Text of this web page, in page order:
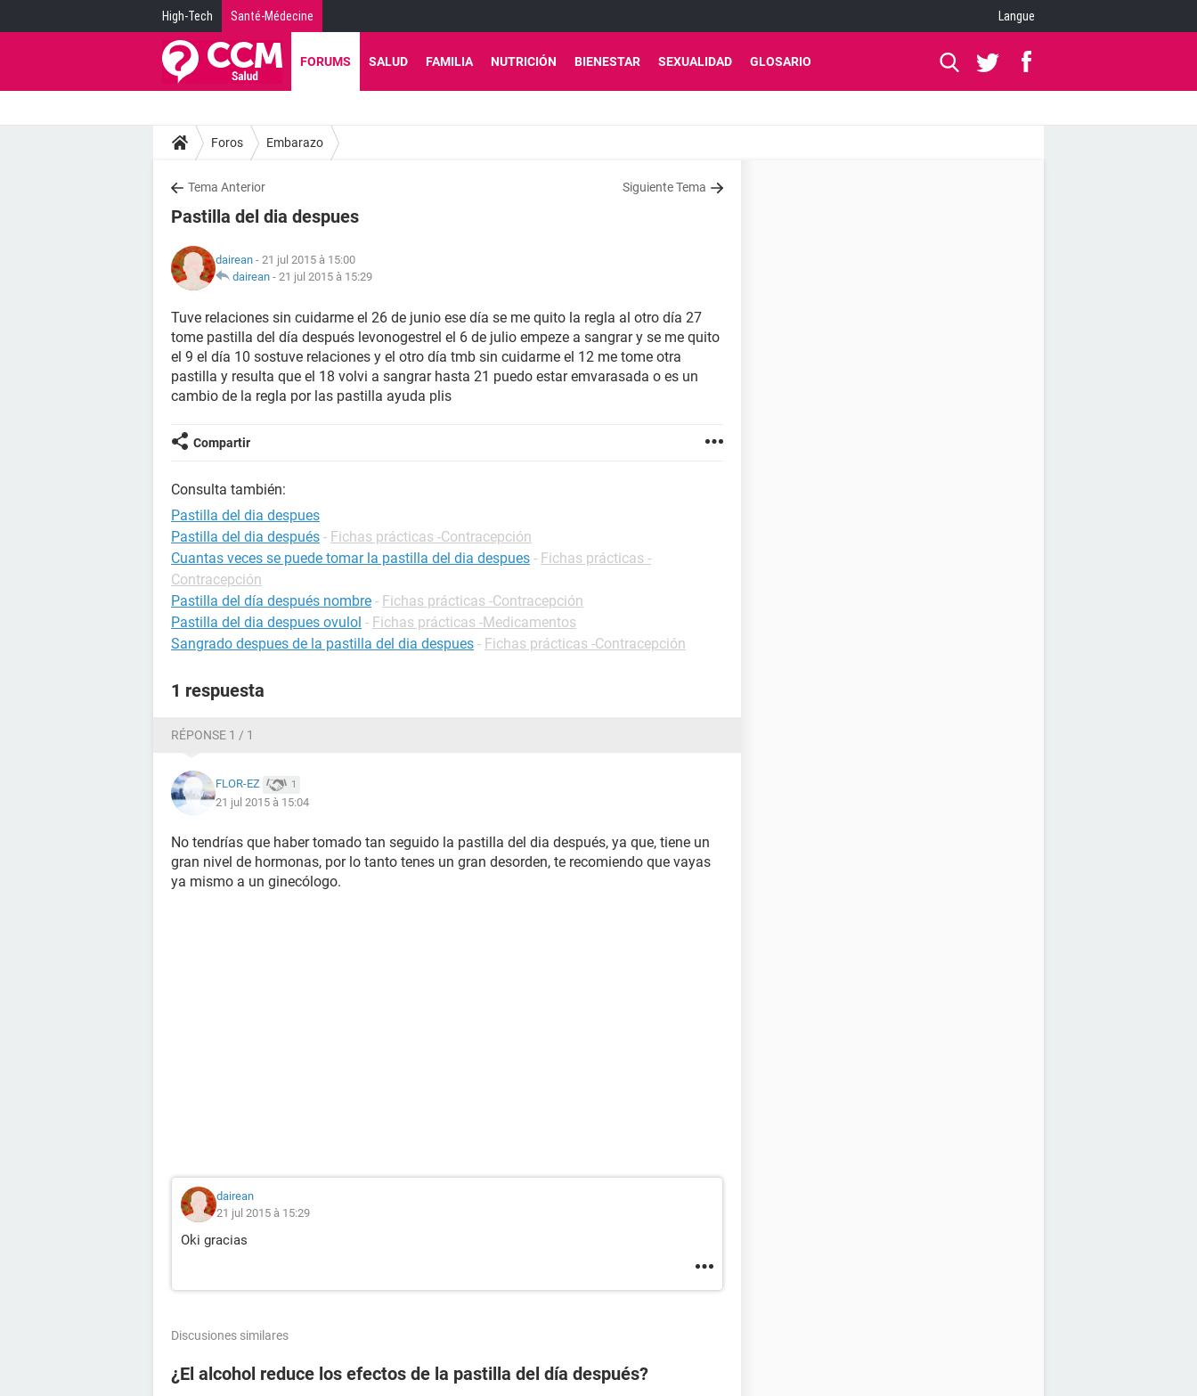
High-Tech Santé-Médecine Langue
FORUMS SALUD FAMILIA NUTRICIÓN BIENESTAR SEXUALIDAD GLOSARIO
Foros Embarazo
Tema Anterior Siguiente Tema
Pastilla del dia despues
dairean - 21 jul 2015 à 15:00
dairean - 21 jul 2015 à 15:29
Tuve relaciones sin cuidarme el 26 de junio ese día se me quito la regla al otro día 27
tome pastilla del día después levonogestrel el 6 de julio empeze a sangrar y se me quito
el 9 el día 10 sostuve relaciones y el otro día tmb sin cuidarme el 12 me tome otra
pastilla y resulta que el 18 volvi a sangrar hasta 21 puedo estar emvarasada o es un
cambio de la regla por las pastilla ayuda plis
Compartir
Consulta también:
Pastilla del dia despues
Pastilla del dia después - Fichas prácticas -Contracepción
Cuantas veces se puede tomar la pastilla del dia despues - Fichas prácticas -
Contracepción
Pastilla del día después nombre - Fichas prácticas -Contracepción
Pastilla del dia despues ovulol - Fichas prácticas -Medicamentos
Sangrado despues de la pastilla del dia despues - Fichas prácticas -Contracepción
1 respuesta
RÉPONSE 1 / 1
FLOR-EZ 1
21 jul 2015 à 15:04
No tendrías que haber tomado tan seguido la pastilla del dia después, ya que, tiene un
gran nivel de hormonas, por lo tanto tenes un gran desorden, te recomiendo que vayas
ya mismo a un ginecólogo.
dairean
21 jul 2015 à 15:29
Oki gracias
Discusiones similares
¿El alcohol reduce los efectos de la pastilla del día después?